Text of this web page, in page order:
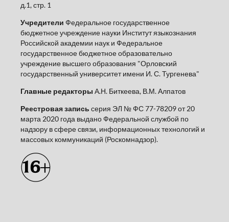
д.1, стр. 1
Учредители Федеральное государственное
бюджетное учреждение науки Институт языкознания
Российской академии наук и Федеральное
государственное бюджетное образовательно
учреждение высшего образования "Орловский
государственный университет имени И. С. Тургенева"
Главные редакторы А.Н. Биткеева, В.М. Алпатов
Реестровая запись серия ЭЛ № ФС 77-78209 от 20
марта 2020 года выдано Федеральной службой по
надзору в сфере связи, информационных технологий и
массовых коммуникаций (Роскомнадзор).